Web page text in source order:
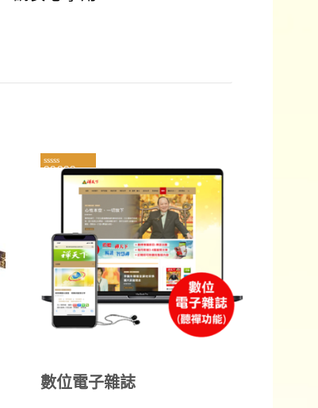
數位電子雜誌
/ 5